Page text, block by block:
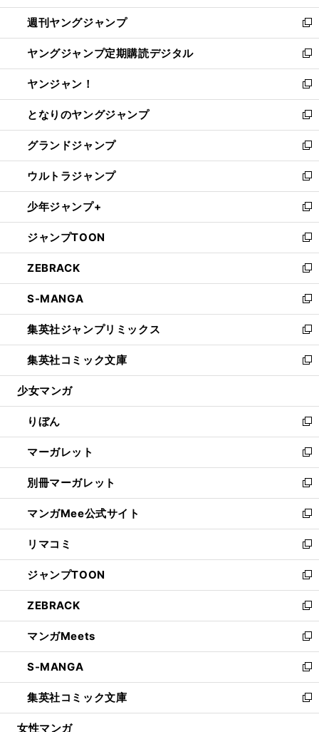
開
く
ウ
で
開
く
ン
ド
ウ
で
開
く
ウ
ィ
ン
ド
ウ
で
開
く
週刊ヤングジャンプ
新
し
い
ウ
ィ
ン
ド
ウ
で
開
く
ヤングジャンプ定期購読デジタル
新
し
い
ウ
ィ
ン
ド
ウ
で
開
く
ヤンジャン！
新
し
い
ウ
ィ
ン
ド
ウ
で
開
く
となりのヤングジャンプ
新
し
い
ウ
ィ
ン
ド
ウ
で
開
く
グランドジャンプ
新
し
い
ウ
ィ
ン
ド
ウ
で
開
く
ウルトラジャンプ
新
し
い
ウ
ィ
ン
ド
ウ
で
開
く
少年ジャンプ+
新
し
い
ウ
ィ
ン
ド
ウ
で
開
く
ジャンプTOON
新
し
い
ウ
ィ
ン
ド
ウ
で
開
ZEBRACK
新
し
い
ウ
ィ
ン
ド
ウ
開
く
S-MANGA
新
し
い
ウ
ィ
ン
ウ
で
開
く
集英社ジャンプリミックス
新
し
い
ウ
ン
ド
ウ
で
開
く
集英社コミック文庫
新
し
ウ
ィ
ン
ド
ウ
で
開
く
少女マンガ
りぼん
新
し
い
ウ
ィ
ン
ド
ウ
で
開
く
マーガレット
新
し
い
ウ
ィ
ン
ド
ウ
で
開
く
別冊マーガレット
新
し
い
ウ
ィ
ン
ド
ウ
で
開
く
マンガMee公式サイト
新
し
い
ウ
ィ
ン
ド
ウ
で
開
く
リマコミ
新
し
い
ウ
ィ
ン
ド
ウ
で
開
く
ジャンプTOON
新
し
い
ウ
ィ
ン
ド
ウ
で
開
ZEBRACK
新
し
い
ウ
ィ
ン
ド
ウ
マンガMeets
新
し
い
ウ
ィ
ン
S-MANGA
新
し
い
ウ
集英社コミック文庫
新
し
女性マンガ